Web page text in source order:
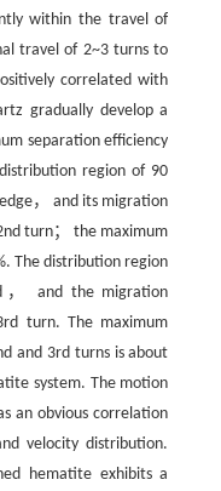
within the travel of
travel of 2~3 turns to
correlated with
gradually develop a
separation efficiency
region of 90
， and its migration
turn； the maximum
The distribution region
， and the migration
turn. The maximum
and 3rd turns is about
system. The motion
an obvious correlation
velocity distribution.
hematite exhibits a